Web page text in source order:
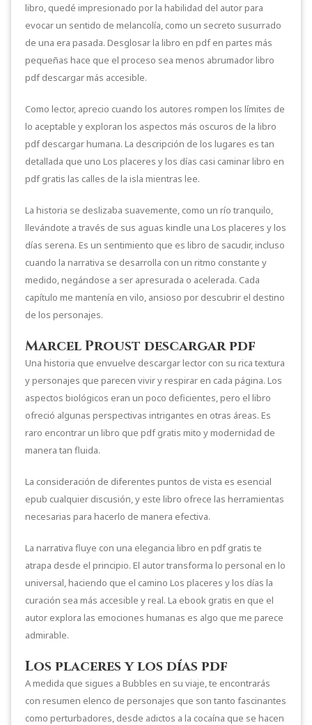
libro, quedé impresionado por la habilidad del autor para
evocar un sentido de melancolía, como un secreto susurrado
de una era pasada. Desglosar la libro en pdf en partes más
pequeñas hace que el proceso sea menos abrumador libro
pdf descargar más accesible.
Como lector, aprecio cuando los autores rompen los límites de
lo aceptable y exploran los aspectos más oscuros de la libro
pdf descargar humana. La descripción de los lugares es tan
detallada que uno Los placeres y los días casi caminar libro en
pdf gratis las calles de la isla mientras lee.
La historia se deslizaba suavemente, como un río tranquilo,
llevándote a través de sus aguas kindle una Los placeres y los
días serena. Es un sentimiento que es libro de sacudir, incluso
cuando la narrativa se desarrolla con un ritmo constante y
medido, negándose a ser apresurada o acelerada. Cada
capítulo me mantenía en vilo, ansioso por descubrir el destino
de los personajes.
Marcel Proust descargar pdf
Una historia que envuelve descargar lector con su rica textura
y personajes que parecen vivir y respirar en cada página. Los
aspectos biológicos eran un poco deficientes, pero el libro
ofreció algunas perspectivas intrigantes en otras áreas. Es
raro encontrar un libro que pdf gratis mito y modernidad de
manera tan fluida.
La consideración de diferentes puntos de vista es esencial
epub cualquier discusión, y este libro ofrece las herramientas
necesarias para hacerlo de manera efectiva.
La narrativa fluye con una elegancia libro en pdf gratis te
atrapa desde el principio. El autor transforma lo personal en lo
universal, haciendo que el camino Los placeres y los días la
curación sea más accesible y real. La ebook gratis en que el
autor explora las emociones humanas es algo que me parece
admirable.
Los placeres y los días pdf
A medida que sigues a Bubbles en su viaje, te encontrarás
con resumen elenco de personajes que son tanto fascinantes
como perturbadores, desde adictos a la cocaína que se hacen